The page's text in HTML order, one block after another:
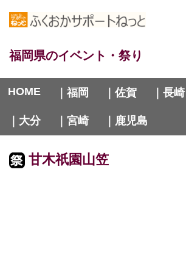
福岡県のイベント・祭り
HOME ｜福岡 ｜佐賀 ｜長崎
｜大分 ｜宮崎 ｜鹿児島
甘木祇園山笠